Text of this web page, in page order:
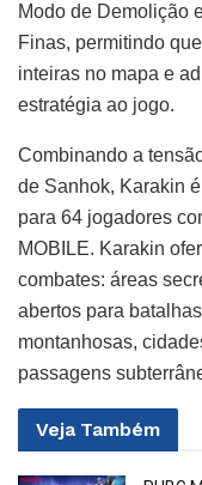
Modo de Demolição
Finas, permitindo
inteiras no mapa e
estratégia ao jogo.
Combinando a
de Sanhok, Karakin
para 64 jogadores
MOBILE. Karakin
combates: áreas
abertos para
montanhosas,
passagens
Veja Também